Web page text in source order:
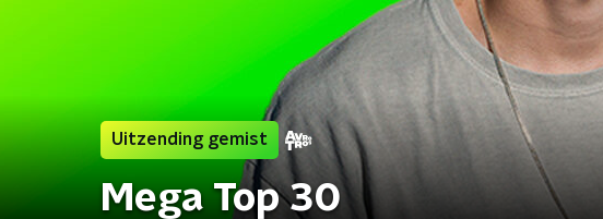
Uitzending gemist
Mega Top 30